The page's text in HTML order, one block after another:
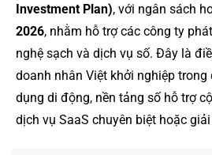
Investment Plan), với ngân sách
2026, nhằm hỗ trợ các công ty
nghệ sạch và dịch vụ số. Đây là
doanh nhân Việt khởi nghiệp
dụng di động, nền tảng số hỗ trợ
dịch vụ SaaS chuyên biệt hoặc